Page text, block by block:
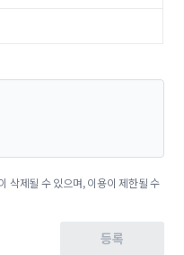
삭제될 수 있으며, 이용이 제한될 수
등록